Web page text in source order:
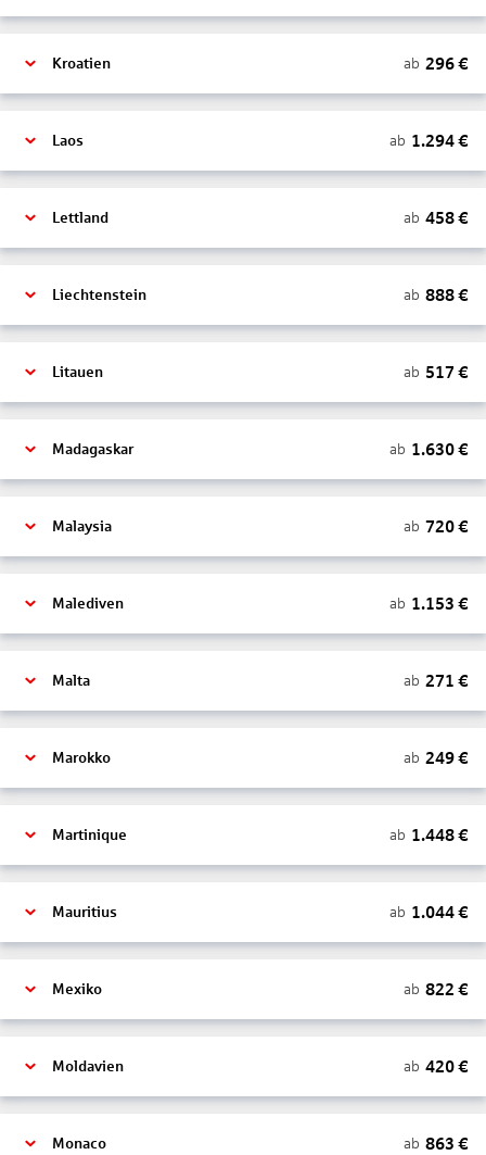
Kroatien ab 296€
Laos ab 1.294€
Lettland ab 458€
Liechtenstein ab 888€
Litauen ab 517 €
Madagaskar ab 1.630€
Malaysia ab 720€
Malediven ab 1.153 €
Malta ab 271 €
Marokko ab 249€
Martinique ab 1.448€
Mauritius ab 1.044€
Mexiko ab 822 €
Moldavien ab 420€
Monaco ab 863 €